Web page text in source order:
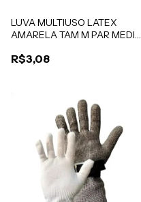
LUVA MULTIUSO LATEX
AMARELA TAM M PAR MEDIX
R$3,08